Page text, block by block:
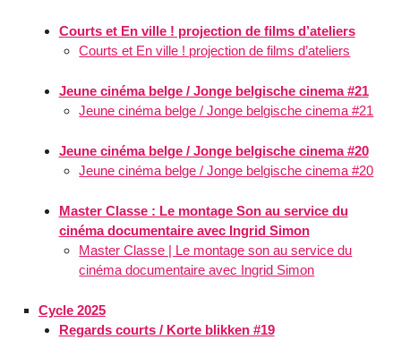
Courts et En ville ! projection de films d’ateliers
Courts et En ville ! projection de films d’ateliers
Jeune cinéma belge / Jonge belgische cinema #21
Jeune cinéma belge / Jonge belgische cinema #21
Jeune cinéma belge / Jonge belgische cinema #20
Jeune cinéma belge / Jonge belgische cinema #20
Master Classe : Le montage Son au service du
cinéma documentaire avec Ingrid Simon
Master Classe | Le montage son au service du
cinéma documentaire avec Ingrid Simon
Cycle 2025
Regards courts / Korte blikken #19